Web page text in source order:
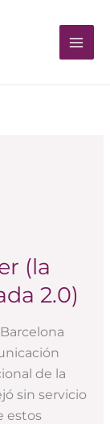
(la
2.0)
de la
sin servicio
estos